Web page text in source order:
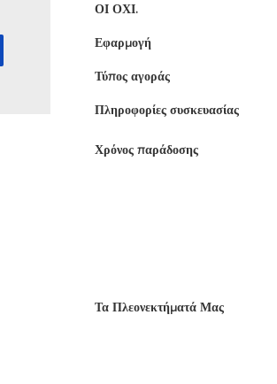
ΟΙ ΟΧΙ.
Εφαρμογή
Τύπος αγοράς
Πληροφορίες συσκευασίας
Χρόνος παράδοσης
Τα Πλεονεκτήματά Μας